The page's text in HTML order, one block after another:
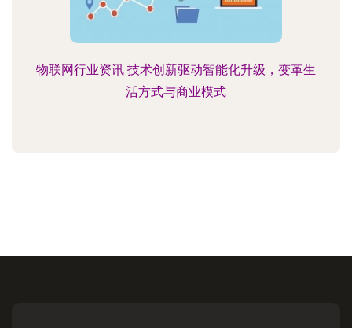
物联网行业资讯 技术创新驱动智能化升级，变革生
活方式与商业模式